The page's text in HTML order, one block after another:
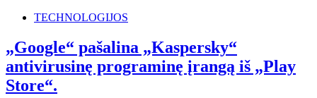
TECHNOLOGIJOS
„Google“ pašalina „Kaspersky“
antivirusinę programinę įrangą iš „Play
Store“.